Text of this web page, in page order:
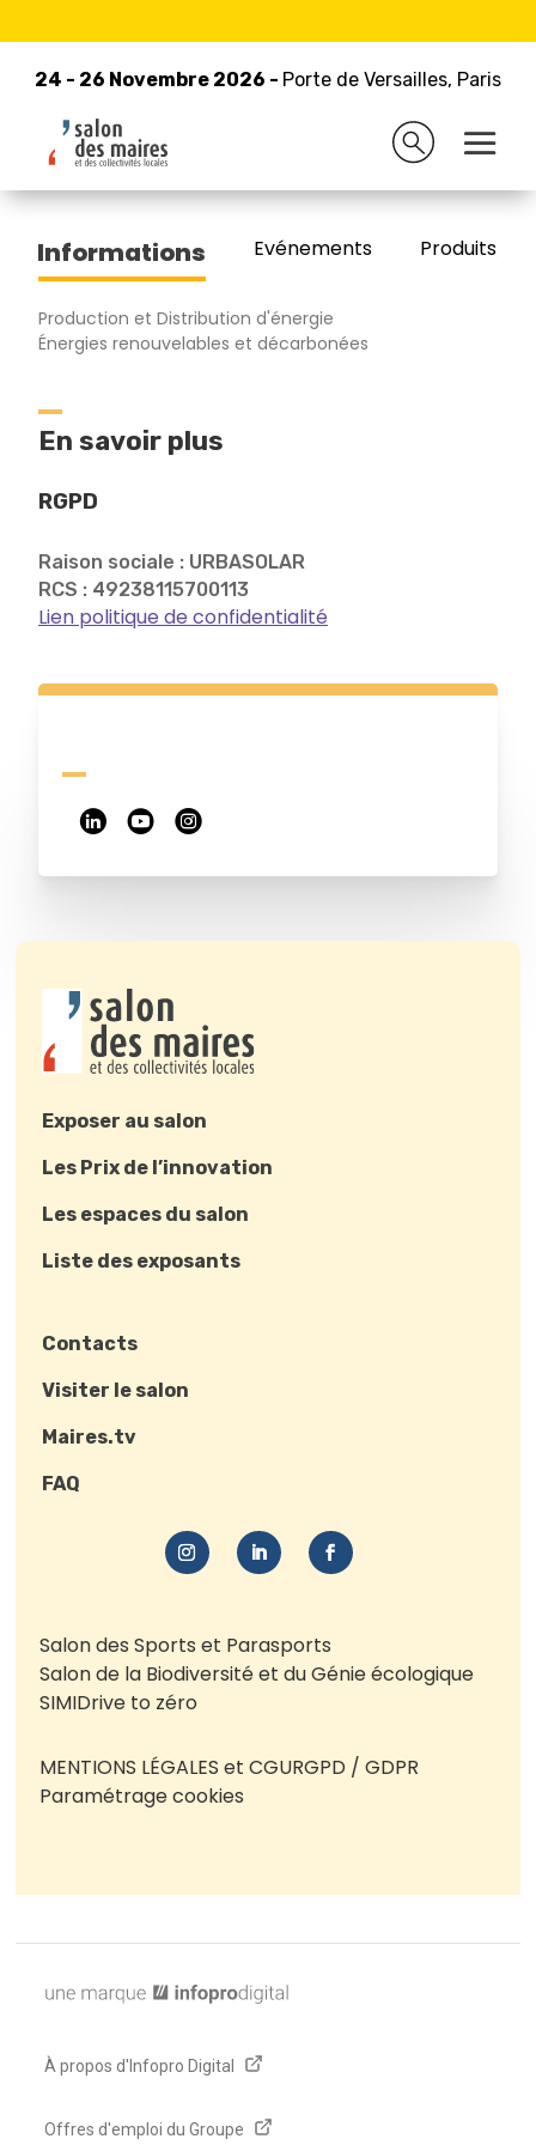
24 - 26 Novembre 2026 - Porte de Versailles, Paris
24 - 26 Novembre 2026 - Porte de Versailles, Paris
Retour à la liste des exposants
URBASOLAR
Informations Evénements Produits/
Production et Distribution d'énergie
Énergies renouvelables et décarbonées
En savoir plus
RGPD
Raison sociale : URBASOLAR
RCS : 49238115700113
Lien politique de confidentialité
Exposer au salon
Les Prix de l’innovation
Les espaces du salon
Liste des exposants
Contacts
Visiter le salon
Maires.tv
FAQ
Salon des Sports et Parasports
Salon de la Biodiversité et du Génie écologique
SIMIDrive to zéro
MENTIONS LÉGALES et CGURGPD / GDPR
Paramétrage cookies